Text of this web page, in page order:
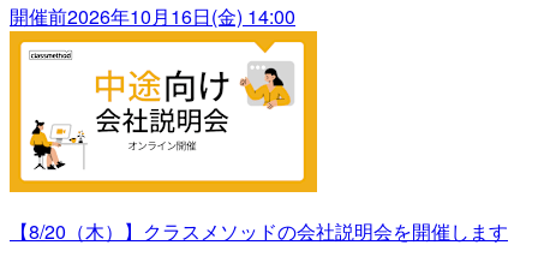
開催前2026年10月16日(金) 14:00
【8/20（木）】クラスメソッドの会社説明会を開催します